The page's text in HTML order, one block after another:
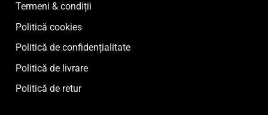
Termeni & condiții
Politică cookies
Politică de confidențialitate
Politică de livrare
Politică de retur